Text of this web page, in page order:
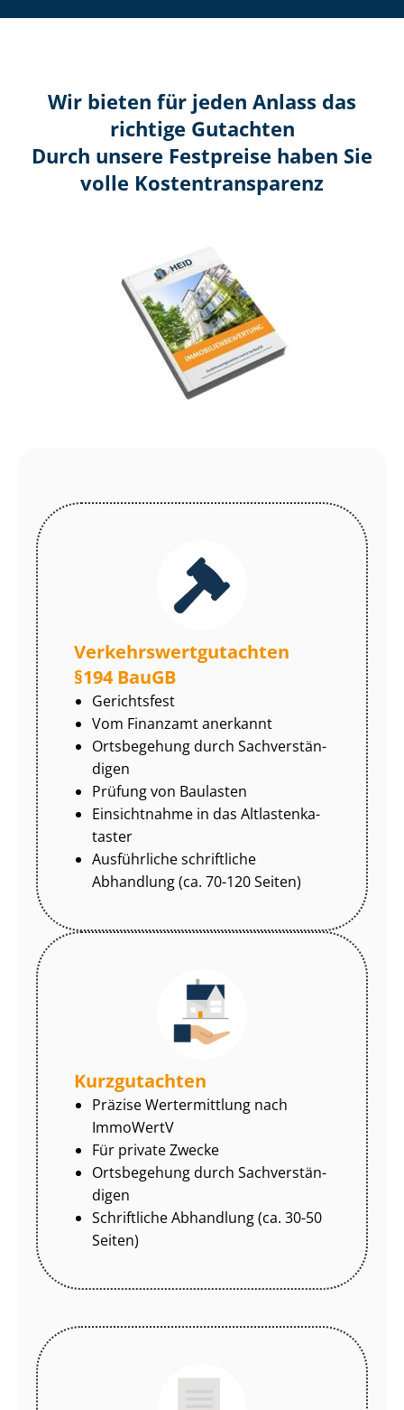
Wir bieten für jeden Anlass das
richtige Gutachten
Durch unsere Festpreise haben Sie
volle Kosten­transparenz
Ver­kehrs­wert­gut­ach­ten
§194 BauGB
Gerichtsfest
Vom Finanzamt anerkannt
Ortsbegehung durch Sach­ver­stän­
di­gen
Prüfung von Baulasten
Einsichtnahme in das Alt­las­ten­ka­
tas­ter
Ausführliche schriftliche
Abhandlung (ca. 70-120 Seiten)
Kurzgutachten
Präzise Wertermittlung nach
ImmoWertV
Für private Zwecke
Ortsbegehung durch Sach­ver­stän­
di­gen
Schriftliche Abhandlung (ca. 30-50
Seiten)